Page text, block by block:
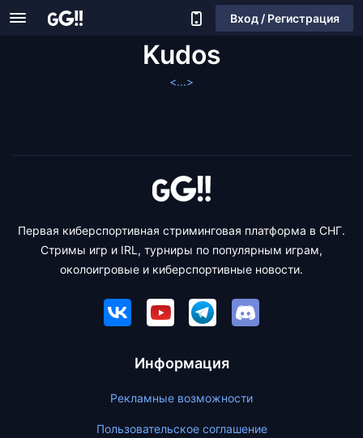
Вход / Регистрация
Kudos
<...>
Первая киберспортивная стриминговая платформа в СНГ.
Стримы игр и IRL, турниры по популярным играм,
околоигровые и киберспортивные новости.
Информация
Рекламные возможности
Пользовательское соглашение